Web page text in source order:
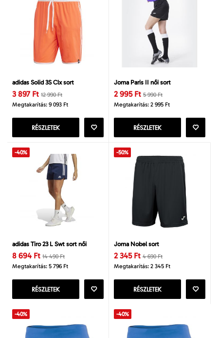
adidas Solid 3S Clx sort
3 897 Ft 12 990 Ft
Megtakarítás: 9 093 Ft
RÉSZLETEK
Joma Paris II női sort
2 995 Ft 5 990 Ft
Megtakarítás: 2 995 Ft
RÉSZLETEK
-40%
adidas Tiro 23 L Swt sort női
8 694 Ft 14 490 Ft
Megtakarítás: 5 796 Ft
RÉSZLETEK
-50%
Joma Nobel sort
2 345 Ft 4 690 Ft
Megtakarítás: 2 345 Ft
RÉSZLETEK
-40% -40%